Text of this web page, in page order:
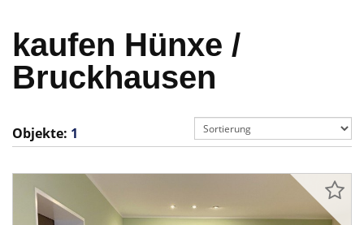
kaufen Hünxe /
Bruckhausen
Objekte: 1